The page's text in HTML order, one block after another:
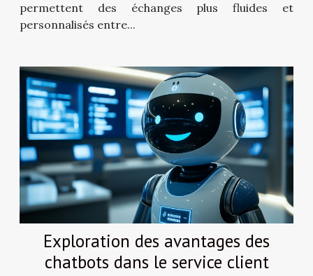
permettent des échanges plus fluides et
personnalisés entre...
Exploration des avantages des
chatbots dans le service client